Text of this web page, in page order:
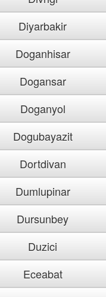
Diyarbakir
Doganhisar
Dogansar
Doganyol
Dogubayazit
Dortdivan
Dumlupinar
Dursunbey
Duzici
Eceabat